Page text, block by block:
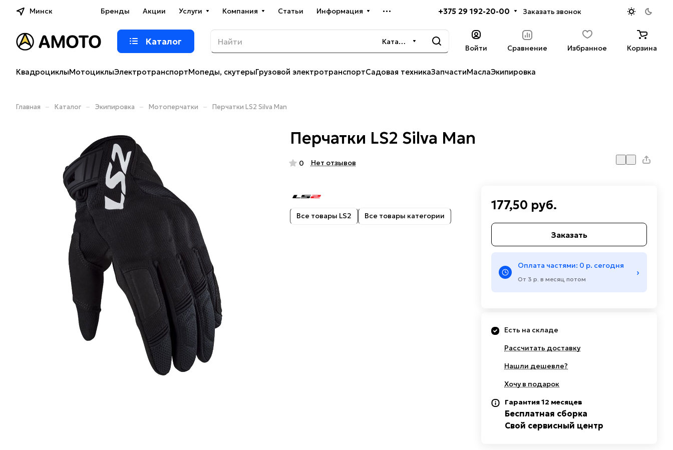
Минск Бренды Акции Услуги Компания Статьи Информация +375 29 192-20-00 Заказать звонок
Каталог Каталог
Войти Сравнение Избранное Корзина
КвадроциклыМотоциклыЭлектротранспортМопеды, скутерыГрузовой электротранспортСадовая техникаЗапчастиМаслаЭкипировка
Главная – Каталог – Экипировка – Мотоперчатки – Перчатки LS2 Silva Man
Перчатки LS2 Silva Man
0 Нет отзывов
Все товары LS2 Все товары категории
177,50 руб.
Заказать
Оплата частями: 0 р. сегодня
От 3 р. в месяц потом
›
Есть на складе
Рассчитать доставку
Нашли дешевле?
Хочу в подарок
Гарантия 12 месяцев
Бесплатная сборка
Свой сервисный центр